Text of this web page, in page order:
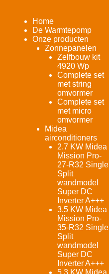
Home
De Warmtepomp
Onze producten
Zonnepanelen
Zelfbouw kit
4920 Wp
Complete set
met string
omvormer
Complete set
met micro
omvormer
Midea
airconditioners
2.7 KW Midea
Mission Pro-
27-R32 Single
Split
wandmodel
Super DC
Inverter A+++
3.5 KW Midea
Mission Pro-
35-R32 Single
Split
wandmodel
Super DC
Inverter A+++
5.3 KW Midea